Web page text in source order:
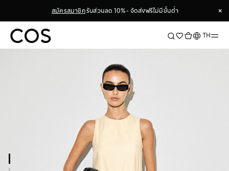
สมัครสมาชิกรับส่วนลด 10% - จัดส่งฟรีไม่มีขั้นต่ำ
×
×
ภาษาTH